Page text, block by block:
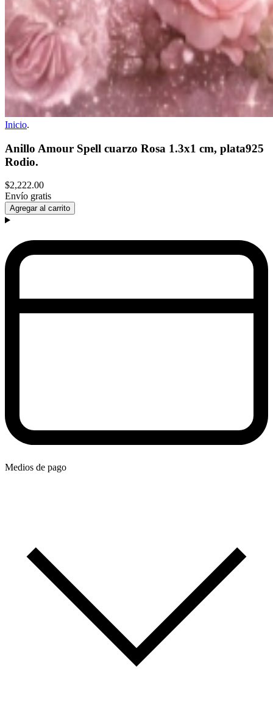
Inicio.
Anillo Amour Spell cuarzo Rosa 1.3x1 cm, plata925
Rodio.
$2,222.00
Envío gratis
Agregar al carrito
Medios de pago